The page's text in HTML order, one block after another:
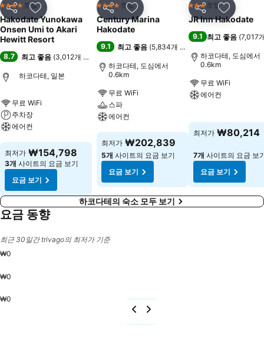
공유 즐겨찾기에 추가
4 성급 호텔
Hakodate Yunokawa
Onsen Umi to Akari
Hewitt Resort
8.7 최고 좋음 (3,012개 평점
하코다테, 일본
무료 WiFi
주차장
에어컨
요금 보기
최저가 ₩154,798
3개 사이트의 요금 보기
요금 보기
공유 즐겨찾기에 추가
4 성급 호텔
Century Marina
Hakodate
9.1 최고 좋음 (5,834개 평점
하코다테, 도심에서
0.6km
무료 WiFi
스파
에어컨
요금 보기
최저가 ₩202,839
5개 사이트의 요금 보기
요금 보기
공유 즐겨찾기
3 성급호텔
JR Inn Hakodate
9.1 최고 좋음 (7,017
하코다테, 도심에서
0.6km
무료 WiFi
에어컨
최저가 ₩80,214
7개 사이트의 요금 보
요금 보기
하코다테의 숙소 모두 보기
요금 동향
최근 30일간 trivago의 최저가 기준
₩0
₩0
₩0